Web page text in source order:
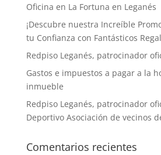
Oficina en La Fortuna en Leganés
¡Descubre nuestra Increíble
tu Confianza con Fantásticos
Redpiso Leganés, patrocinador
Gastos e impuestos a pagar a la
inmueble
Redpiso Leganés, patrocinador
Deportivo Asociación de vecinos
Comentarios recientes